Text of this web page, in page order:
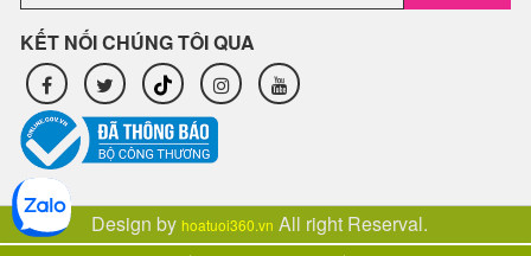
KẾT NỐI CHÚNG TÔI QUA
Design by hoatuoi360.vn All right Reserval.